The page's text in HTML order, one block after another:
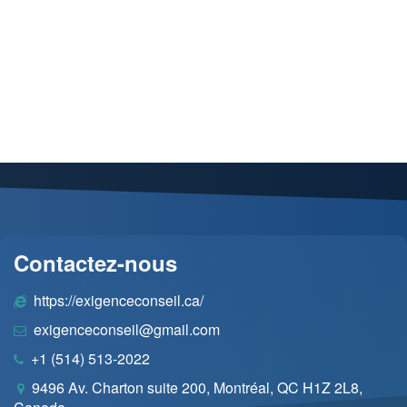
Contactez-nous
https://exigenceconseil.ca/
exigenceconseil@gmail.com
+1 (514) 513-2022
9496 Av. Charton suite 200, Montréal, QC H1Z 2L8,